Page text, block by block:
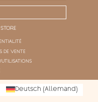
DE VENTE
Deutsch (Allemand)